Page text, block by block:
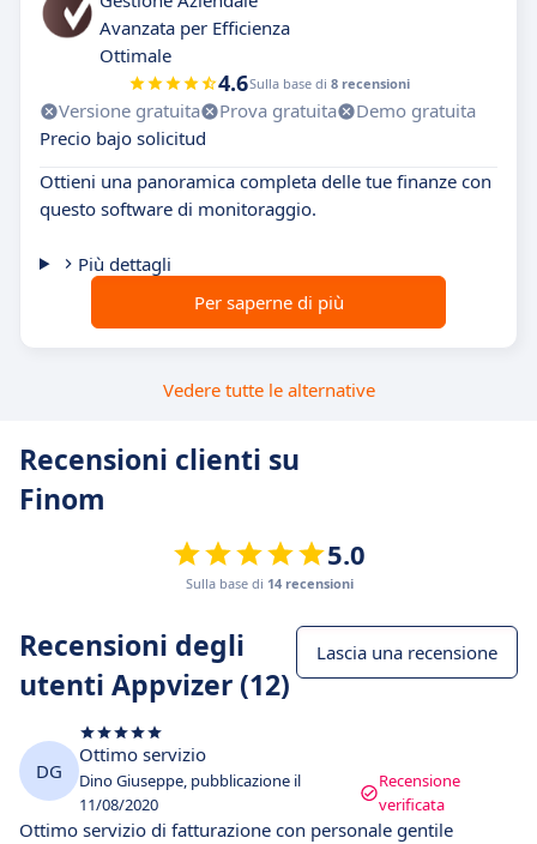
Avanzata per Efficienza
Ottimale
4.6Sulla base di 8 recensioni
Versione gratuita Prova gratuita
Demo gratuita
Precio bajo solicitud
Ottieni una panoramica completa delle tue finanze con
questo software di monitoraggio.
Più dettagli
Per saperne di più
Vedere tutte le alternative
Recensioni clienti su
Finom
5.0
Sulla base di 14 recensioni
Recensioni degli
utenti Appvizer (12)
Lascia una recensione
DG
Ottimo servizio
Dino Giuseppe, pubblicazione il
11/08/2020
Recensione
verificata
Ottimo servizio di fatturazione con personale gentile